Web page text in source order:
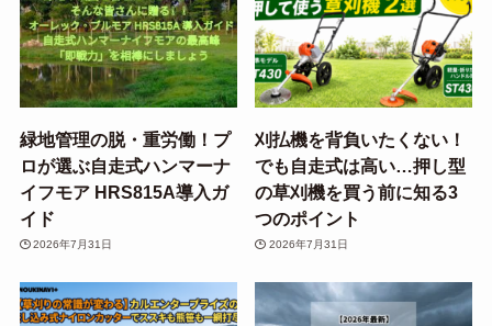
緑地管理の脱・重労働！プ
ロが選ぶ自走式ハンマーナ
イフモア HRS815A導入ガ
イド
2026年7月31日
刈払機を背負いたくない！
でも自走式は高い…押し型
の草刈機を買う前に知る3
つのポイント
2026年7月31日